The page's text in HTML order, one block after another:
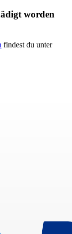
worden
findest du unter